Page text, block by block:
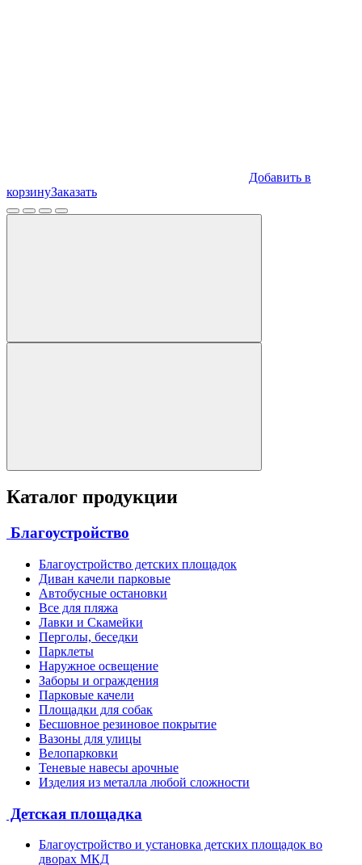
Добавить в
корзинуЗаказать
Каталог продукции
Благоустройство
Благоустройство детских площадок
Диван качели парковые
Автобусные остановки
Все для пляжа
Лавки и Скамейки
Перголы, беседки
Парклеты
Наружное освещение
Заборы и ограждения
Парковые качели
Площадки для собак
Бесшовное резиновое покрытие
Вазоны для улицы
Велопарковки
Теневые навесы арочные
Изделия из металла любой сложности
Детская площадка
Благоустройство и установка детских площадок во
дворах МКД